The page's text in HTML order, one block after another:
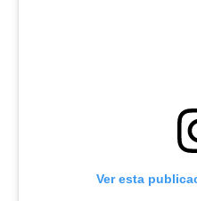
Ver esta